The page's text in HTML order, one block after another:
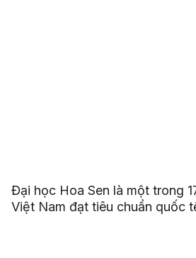
Đại học Hoa Sen là một trong
Việt Nam đạt tiêu chuẩn quốc